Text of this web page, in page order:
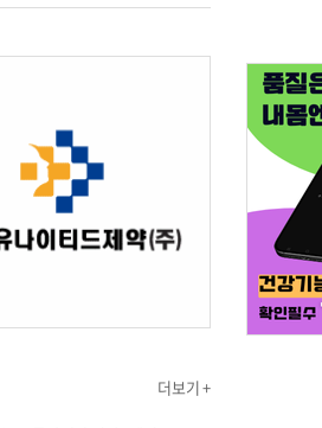
더보기 +